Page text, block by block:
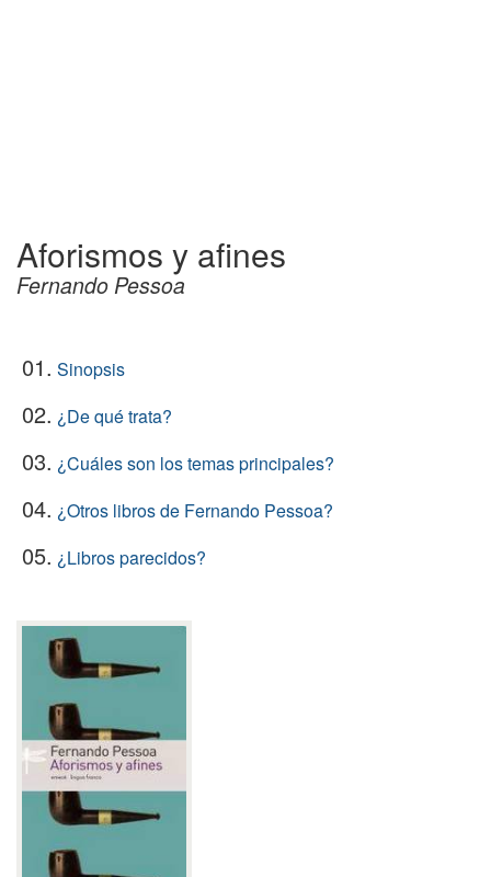
Aforismos y afines
Fernando Pessoa
01. Sinopsis
02. ¿De qué trata?
03. ¿Cuáles son los temas principales?
04. ¿Otros libros de Fernando Pessoa?
05. ¿Libros parecidos?